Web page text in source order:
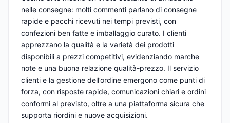
nelle consegne: molti commenti parlano di consegne
rapide e pacchi ricevuti nei tempi previsti, con
confezioni ben fatte e imballaggio curato. I clienti
apprezzano la qualità e la varietà dei prodotti
disponibili a prezzi competitivi, evidenziando marche
note e una buona relazione qualità-prezzo. Il servizio
clienti e la gestione dell’ordine emergono come punti di
forza, con risposte rapide, comunicazioni chiari e ordini
conformi al previsto, oltre a una piattaforma sicura che
supporta riordini e nuove acquisizioni.